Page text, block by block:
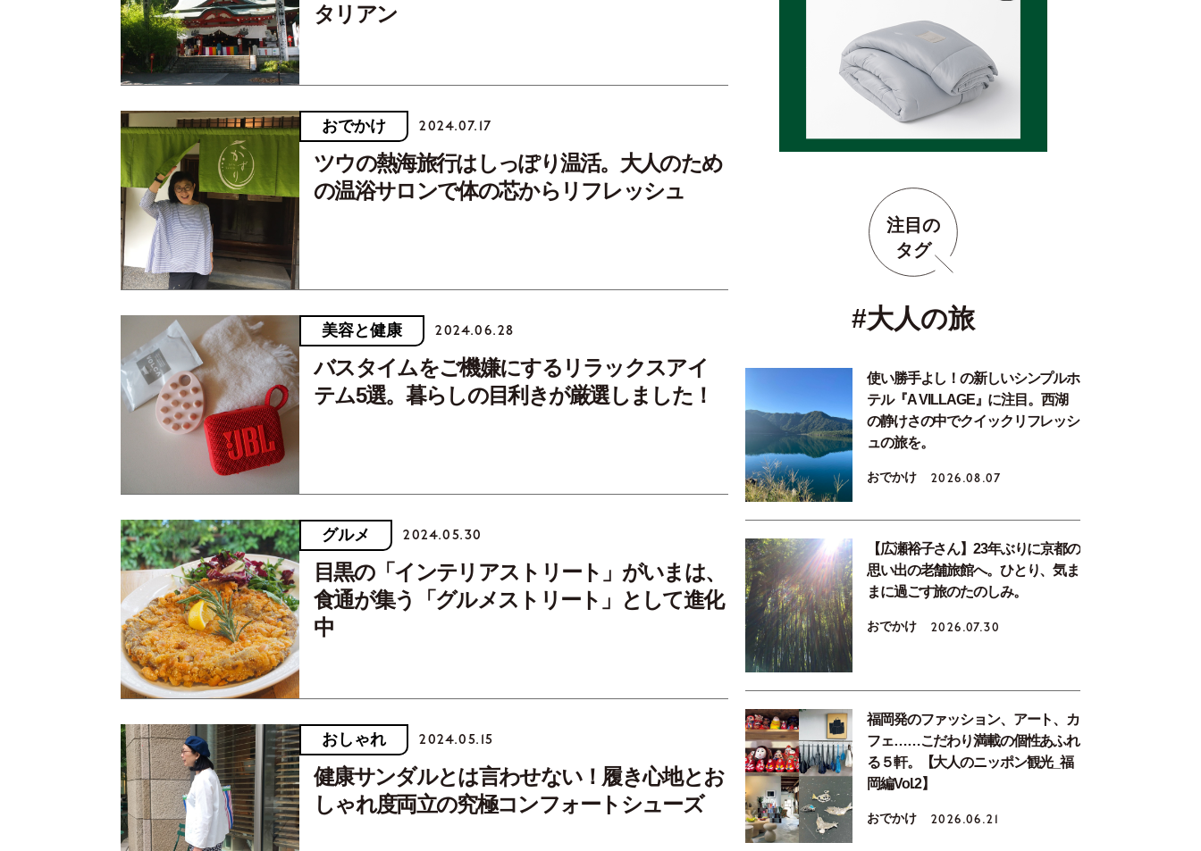
タリアン
おでかけ 2024.07.17
ツウの熱海旅行はしっぽり温活。大人のため
の温浴サロンで体の芯からリフレッシュ
美容と健康 2024.06.28
バスタイムをご機嫌にするリラックスアイ
テム5選。暮らしの目利きが厳選しました！
グルメ 2024.05.30
目黒の「インテリアストリート」がいまは、
食通が集う「グルメストリート」として進化
中
おしゃれ 2024.05.15
健康サンダルとは言わせない！履き心地とお
しゃれ度両立の究極コンフォートシューズ
注目の
タグ
#大人の旅
使い勝手よし！の新しいシンプルホ
テル『A VILLAGE』に注目。西湖
の静けさの中でクイックリフレッシ
ュの旅を。
おでかけ 2026.08.07
【広瀬裕子さん】23年ぶりに京都の
思い出の老舗旅館へ。ひとり、気ま
まに過ごす旅のたのしみ。
おでかけ 2026.07.30
福岡発のファッション、アート、カ
フェ……こだわり満載の個性あふれ
る５軒。【大人のニッポン観光_福
岡編Vol.2】
おでかけ 2026.06.21